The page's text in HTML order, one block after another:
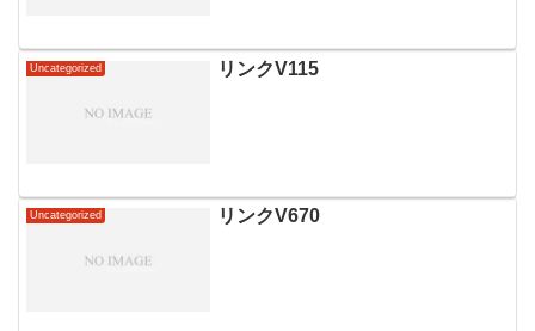
Uncategorized リンクV115
Uncategorized リンクV670